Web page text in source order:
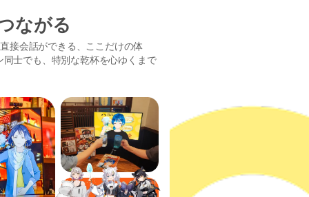
ながる
接会話ができる、ここだけの体
士でも、特別な乾杯を心ゆくまで